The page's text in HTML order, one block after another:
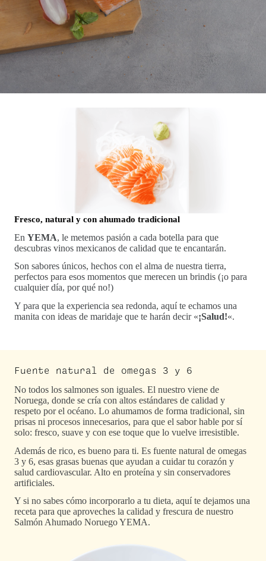
Fresco, natural y con ahumado tradicional
En YEMA, le metemos pasión a cada botella para que
descubras vinos mexicanos de calidad que te encantarán.
Son sabores únicos, hechos con el alma de nuestra tierra,
perfectos para esos momentos que merecen un brindis (¡o para
cualquier día, por qué no!)
Y para que la experiencia sea redonda, aquí te echamos una
manita con ideas de maridaje que te harán decir «¡Salud!«.
Fuente natural de omegas 3 y 6
No todos los salmones son iguales. El nuestro viene de
Noruega, donde se cría con altos estándares de calidad y
respeto por el océano. Lo ahumamos de forma tradicional, sin
prisas ni procesos innecesarios, para que el sabor hable por sí
solo: fresco, suave y con ese toque que lo vuelve irresistible.
Además de rico, es bueno para ti. Es fuente natural de omegas
3 y 6, esas grasas buenas que ayudan a cuidar tu corazón y
salud cardiovascular. Alto en proteína y sin conservadores
artificiales.
Y si no sabes cómo incorporarlo a tu dieta, aquí te dejamos una
receta para que aproveches la calidad y frescura de nuestro
Salmón Ahumado Noruego YEMA.